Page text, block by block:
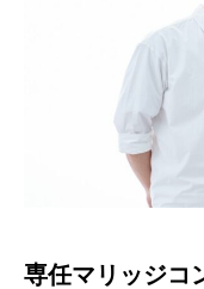
専任マリッジコ